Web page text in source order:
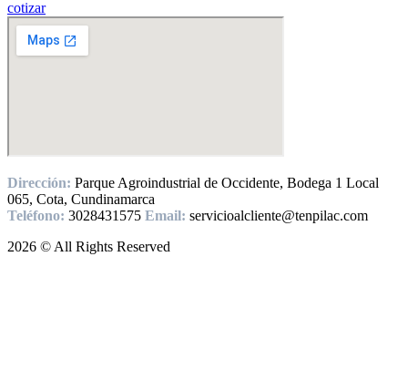
cotizar
Dirección: Parque Agroindustrial de Occidente, Bodega 1 Local
065, Cota, Cundinamarca
Teléfono: 3028431575 Email: servicioalcliente@tenpilac.com
2026 © All Rights Reserved